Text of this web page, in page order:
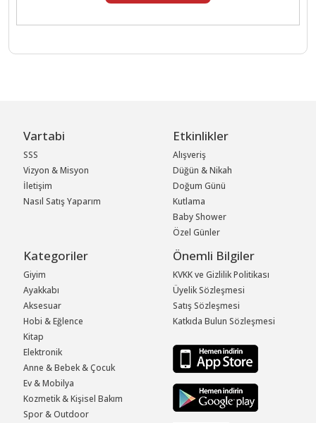
Vartabi
SSS
Vizyon & Misyon
İletişim
Nasıl Satış Yaparım
Etkinlikler
Alışveriş
Düğün & Nikah
Doğum Günü
Kutlama
Baby Shower
Özel Günler
Kategoriler
Giyim
Ayakkabı
Aksesuar
Hobi & Eğlence
Kitap
Elektronik
Anne & Bebek & Çocuk
Ev & Mobilya
Kozmetik & Kişisel Bakım
Spor & Outdoor
Önemli Bilgiler
KVKK ve Gizlilik Politikası
Üyelik Sözleşmesi
Satış Sözleşmesi
Katkıda Bulun Sözleşmesi